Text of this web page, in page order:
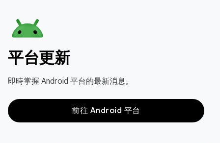
平台更新
即時掌握 Android 平台的最新消息。
前往 Android 平台